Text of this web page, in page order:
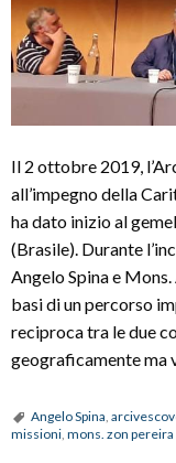
Il 2 ottobre 2019,
all’impegno della
ha dato inizio al
(Brasile). Durante
Angelo Spina e
basi di un percorso
reciproca tra le due
geograficamente ma
Angelo Spina,
missioni, mons. zon pereira